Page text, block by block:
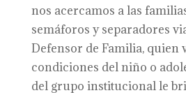
nos acercamos a las
semáforos y separadores
Defensor de Familia, quien
condiciones del niño o
del grupo institucional le